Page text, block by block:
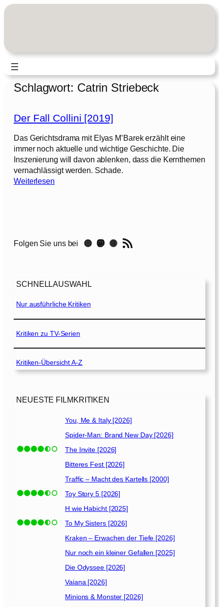
Zum
Schlagwort: Catrin Striebeck
Der Fall Collini [2019]
Das Gerichtsdrama mit Elyas M’Barek erzählt eine
immer noch aktuelle und wichtige Geschichte. Die
Inszenierung will davon ablenken, dass die Kernthemen
vernachlässigt werden. Schade.
Weiterlesen:
l
l
i
n
i
0
1
Folgen Sie uns bei Instagram Mastodon Threads RSS-Feed
SCHNELLAUSWAHL
Nur ausführliche Kritiken
Kritiken zu TV-Serien
Kritiken-Übersicht A-Z
NEUESTE FILMKRITIKEN
You, Me & Italy [2026]
Spider-Man: Brand New Day [2026]
The Invite [2026]
Bitteres Fest [2026]
Traffic – Macht des Kartells [2000]
Toy Story 5 [2026]
H wie Habicht [2025]
To My Sisters [2026]
Kraken – Erwachen der Tiefe [2026]
Nur noch ein kleiner Gefallen [2025]
Die Odyssee [2026]
Vaiana [2026]
Minions & Monster [2026]